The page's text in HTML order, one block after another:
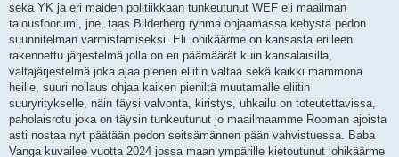
sekä YK ja eri maiden politiikkaan tunkeutunut WEF eli maailman
talousfoorumi, jne, taas Bilderberg ryhmä ohjaamassa kehystä pedon
suunnitelman varmistamiseksi. Eli lohikäärme on kansasta erilleen
rakennettu järjestelmä jolla on eri päämäärät kuin kansalaisilla,
valtajärjestelmä joka ajaa pienen eliitin valtaa sekä kaikki mammona
heille, suuri nollaus ohjaa kaiken pieniltä muutamalle eliitin
suuryritykselle, näin täysi valvonta, kiristys, uhkailu on toteutettavissa,
paholaisrotu joka on täysin tunkeutunut jo maailmaamme Rooman ajoista
asti nostaa nyt päätään pedon seitsämännen pään vahvistuessa. Baba
Vanga kuvailee vuotta 2024 jossa maan ympärille kietoutunut lohikäärme